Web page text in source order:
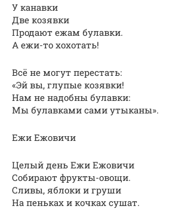
У канавки
Две козявки
Продают ежам булавки.
А ежи-то хохотать!
Всё не могут перестать:
«Эй вы, глупые козявки!
Нам не надобны булавки:
Мы булавками сами утыканы».
Ежи Ежовичи
Целый день Ежи Ежовичи
Собирают фрукты-овощи.
Сливы, яблоки и груши
На пеньках и кочках сушат.